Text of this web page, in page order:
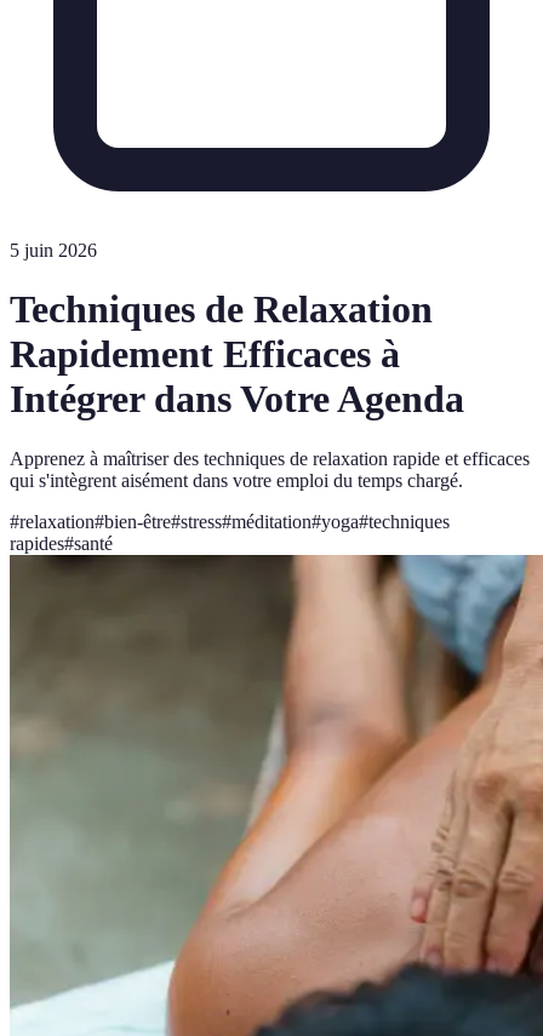
5 juin 2026
Techniques de Relaxation
Rapidement Efficaces à
Intégrer dans Votre Agenda
Apprenez à maîtriser des techniques de relaxation rapide et efficaces
qui s'intègrent aisément dans votre emploi du temps chargé.
#relaxation#bien-être#stress#méditation#yoga#techniques
rapides#santé